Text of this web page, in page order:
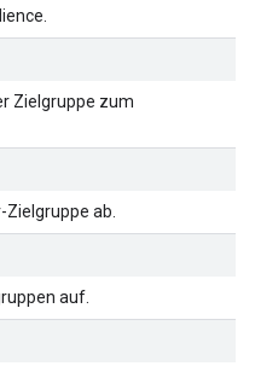
Zielgruppe zum
ab.
auf.